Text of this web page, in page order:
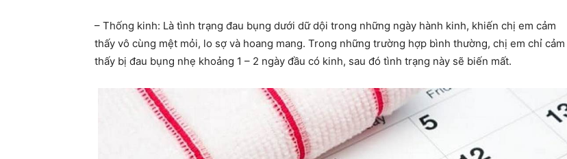
– Thống kinh: Là tình trạng đau bụng dưới dữ dội trong những ngày hành kinh, khiến chị em cảm
thấy vô cùng mệt mỏi, lo sợ và hoang mang. Trong những trường hợp bình thường, chị em chỉ cảm
thấy bị đau bụng nhẹ khoảng 1 – 2 ngày đầu có kinh, sau đó tình trạng này sẽ biến mất.